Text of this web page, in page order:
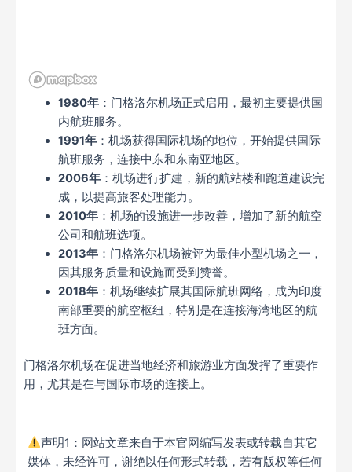
1980年：门格洛尔机场正式启用，最初主要提供国
内航班服务。
1991年：机场获得国际机场的地位，开始提供国际
航班服务，连接中东和东南亚地区。
2006年：机场进行扩建，新的航站楼和跑道建设完
成，以提高旅客处理能力。
2010年：机场的设施进一步改善，增加了新的航空
公司和航班选项。
2013年：门格洛尔机场被评为最佳小型机场之一，
因其服务质量和设施而受到赞誉。
2018年：机场继续扩展其国际航班网络，成为印度
南部重要的航空枢纽，特别是在连接海湾地区的航
班方面。
门格洛尔机场在促进当地经济和旅游业方面发挥了重要作
用，尤其是在与国际市场的连接上。
声明1：网站文章来自于本官网编写发表或转载自其它
媒体，未经许可，谢绝以任何形式转载，若有版权等任何